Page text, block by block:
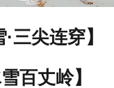
·三尖连穿】
雪百丈岭】